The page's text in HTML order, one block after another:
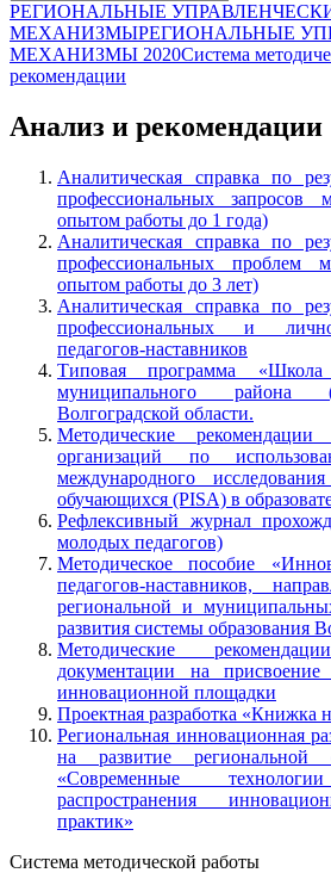
РЕГИОНАЛЬНЫЕ
МЕХАНИЗМЫРЕГИОНАЛЬНЫЕ
МЕХАНИЗМЫ 2020Система
рекомендации
Анализ и рекомендации
Аналитическая справка по
профессиональных запросов
опытом работы до 1 года)
Аналитическая справка по
профессиональных проблем
опытом работы до 3 лет)
Аналитическая справка по
профессиональных и
педагогов-наставников
Типовая программа «Школа
муниципального района
Волгоградской области.
Методические рекомендации
организаций по
международного
обучающихся (PISA) в
Рефлексивный журнал
молодых педагогов)
Методическое пособие
педагогов-наставников,
региональной и
развития системы образования
Методические
документации на присвоение
инновационной площадки
Проектная разработка «Книжка
Региональная инновационная
на развитие региональной
«Современные
распространения
практик»
Система методической работы